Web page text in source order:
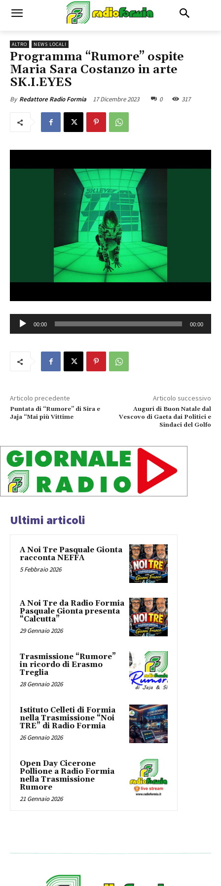
ALTRO NEWS LOCALI
Programma “Rumore” ospite
Maria Sara Costanzo in arte
SK.I.EYES
By Redattore Radio Formia 17 Dicembre 2023 0 317
u
l
a
y
00:00 00:00
Articolo precedente
Puntata di “Rumore” di Sira e
Jaja “Mai più Vittime
Articolo successivo
Auguri di Buon Natale dal
Vescovo di Gaeta dai Politici e
Sindaci del Golfo
Ultimi articoli
A Noi Tre Pasquale Gionta
racconta NEFFA
5 Febbraio 2026
A Noi Tre da Radio Formia
Pasquale Gionta presenta
“Calcutta”
29 Gennaio 2026
Trasmissione “Rumore”
in ricordo di Erasmo
Treglia
28 Gennaio 2026
Istituto Celleti di Formia
nella Trasmissione “Noi
TRE” di Radio Formia
26 Gennaio 2026
Open Day Cicerone
Pollione a Radio Formia
nella Trasmissione
Rumore
21 Gennaio 2026